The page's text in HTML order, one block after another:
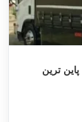
ترین